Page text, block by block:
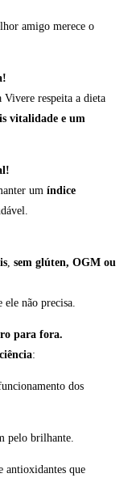
amigo merece o
Vivere respeita a dieta
vitalidade e um
um índice
sem glúten, OGM ou
não precisa.
para fora.
:
dos
pelo brilhante.
antioxidantes que